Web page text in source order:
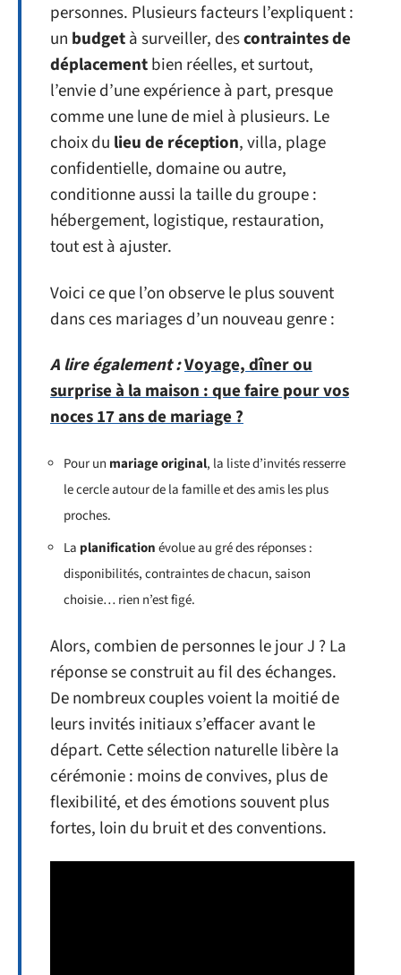
personnes. Plusieurs facteurs l’expliquent :
un budgetà surveiller, descontraintes de
déplacementbien réelles, et surtout,
l’envie d’une expérience à part, presque
comme unelune de miel à plusieurs. Le
choix du lieu de réception, villa, plage
confidentielle, domaine ou autre,
conditionne aussi la taille du groupe :
hébergement, logistique, restauration,
tout est à ajuster.
Voici ce que l’on observe le plus souvent
dans ces mariages d’un nouveau genre :
A lire également :Voyage, dîner ou
surprise à la maison : que faire pour vos
noces 17 ans de mariage ?
Pour un mariage original, la liste d’invités resserre
le cercle autour de la famille et des amis les plus
proches.
La planificationévolue au gré des réponses :
disponibilités, contraintes de chacun, saison
choisie… rien n’est figé.
Alors, combien de personnes le jour J ? La
réponse se construit au fil des échanges.
De nombreux couples voient la moitié de
leurs invités initiaux s’effacer avant le
départ. Cette sélection naturelle libère la
cérémonie : moins de convives, plus de
flexibilité, et des émotions souvent plus
fortes, loin du bruit et des conventions.